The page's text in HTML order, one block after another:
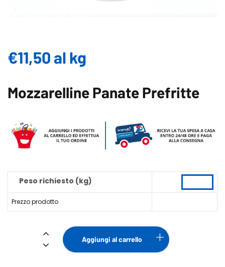
€11,50al kg
Mozzarelline Panate Prefritte
Peso richiesto (kg)
Prezzo prodotto
Mozzarelline
Aggiungi al carrello